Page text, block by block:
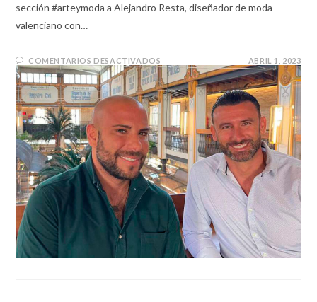
sección #arteymoda a Alejandro Resta, diseñador de moda
valenciano con…
COMENTARIOS DESACTIVADOS ABRIL 1, 2023